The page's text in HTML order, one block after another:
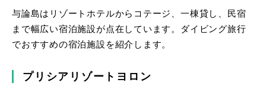
与論島はリゾートホテルからコテージ、一棟貸し、民宿
まで幅広い宿泊施設が点在しています。ダイビング旅行
でおすすめの宿泊施設を紹介します。
プリシアリゾートヨロン